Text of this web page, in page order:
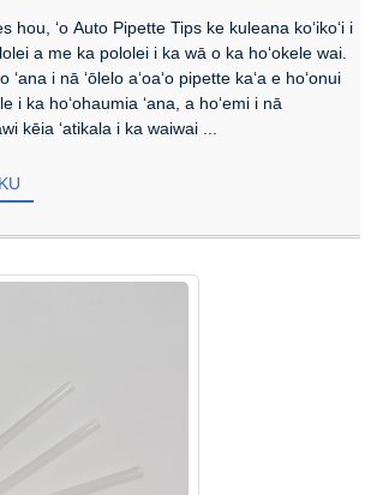
hou, ʻo Auto Pipette Tips ke kuleana koʻikoʻi i
a me ka pololei i ka wā o ka hoʻokele wai.
i nā ʻōlelo aʻoaʻo pipette kaʻa e hoʻonui
i ka hoʻohaumia ʻana, a hoʻemi i nā
kēia ʻatikala i ka waiwai ...